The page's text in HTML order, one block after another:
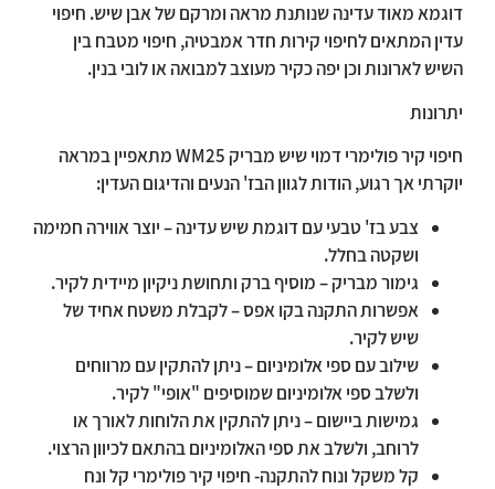
דוגמא מאוד עדינה שנותנת מראה ומרקם של אבן שיש. חיפוי
עדין המתאים לחיפוי קירות חדר אמבטיה, חיפוי מטבח בין
השיש לארונות וכן יפה כקיר מעוצב למבואה או לובי בנין.
יתרונות
חיפוי קיר פולימרי דמוי שיש מבריק WM25 מתאפיין במראה
יוקרתי אך רגוע, הודות לגוון הבז' הנעים והדיגום העדין:
צבע בז' טבעי עם דוגמת שיש עדינה – יוצר אווירה חמימה
ושקטה בחלל.
גימור מבריק – מוסיף ברק ותחושת ניקיון מיידית לקיר.
אפשרות התקנה בקו אפס – לקבלת משטח אחיד של
שיש לקיר.
שילוב עם ספי אלומיניום – ניתן להתקין עם מרווחים
ולשלב ספי אלומיניום שמוסיפים "אופי" לקיר.
גמישות ביישום – ניתן להתקין את הלוחות לאורך או
לרוחב, ולשלב את ספי האלומיניום בהתאם לכיוון הרצוי.
קל משקל ונוח להתקנה- חיפוי קיר פולימרי קל ונח